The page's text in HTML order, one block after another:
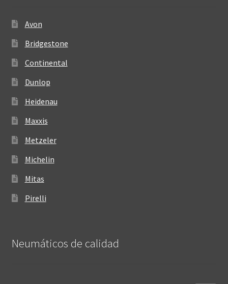
Avon
Bridgestone
Continental
Dunlop
Heidenau
Maxxis
Metzeler
Michelin
Mitas
Pirelli
Neumáticos de calidad‎